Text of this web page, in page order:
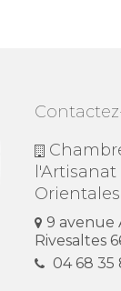
l'Artisanat
Orientales
9 avenue
Rivesaltes
04 68 35